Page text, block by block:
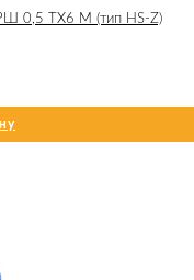
0,5 ТХ6 М (тип HS-Z)